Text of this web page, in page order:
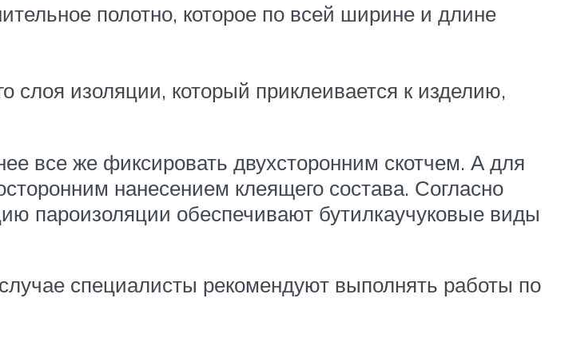
полотно, которое по всей ширине и длине
слоя изоляции, который приклеивается к изделию,
все же фиксировать двухсторонним скотчем. А для
нанесением клеящего состава. Согласно
пароизоляции обеспечивают бутилкаучуковые виды
специалисты рекомендуют выполнять работы по